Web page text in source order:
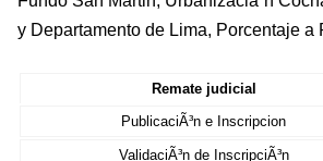
y Departamento de Lima, Porcentaje a
Remate judicial
PublicaciÃ³n e Inscripcion
ValidaciÃ³n de InscripciÃ³n